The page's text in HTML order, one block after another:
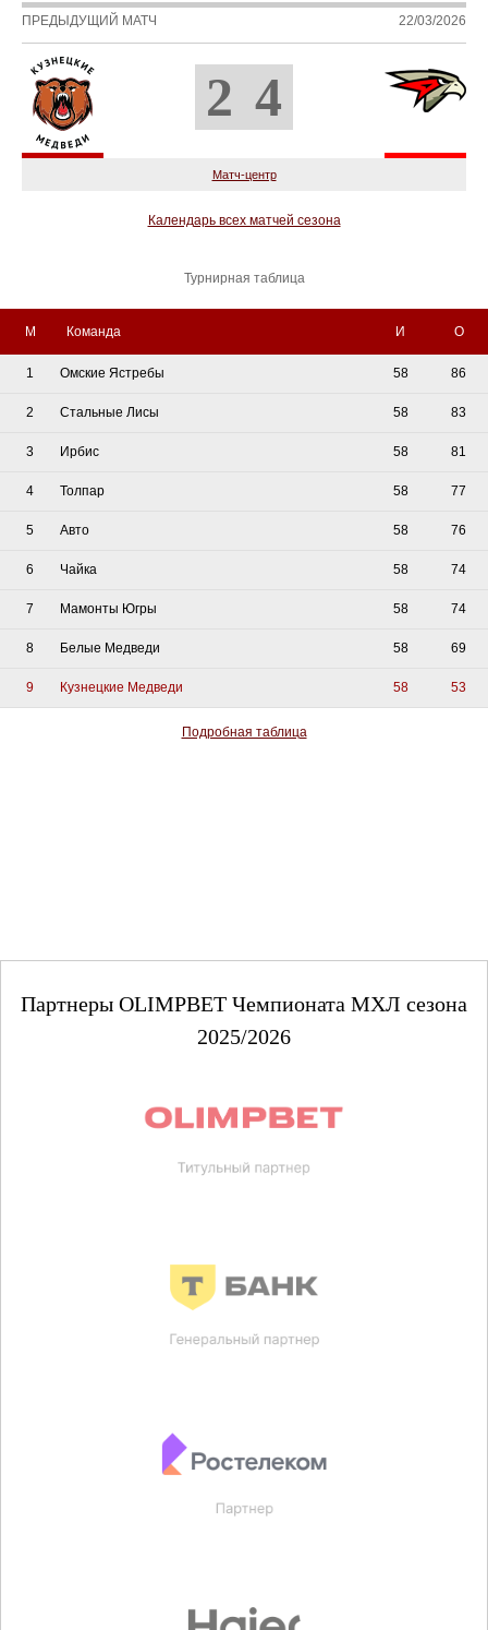
ПРЕДЫДУЩИЙ МАТЧ 22/03/2026
2 4
Матч-центр
Календарь всех матчей сезона
Турнирная таблица
М Команда И О
1 Омские Ястребы 58 86
2 Стальные Лисы 58 83
3 Ирбис 58 81
4 Толпар 58 77
5 Авто 58 76
6 Чайка 58 74
7 Мамонты Югры 58 74
8 Белые Медведи 58 69
9 Кузнецкие Медведи 58 53
Подробная таблица
Партнеры OLIMPBET Чемпионата МХЛ сезона
2025/2026